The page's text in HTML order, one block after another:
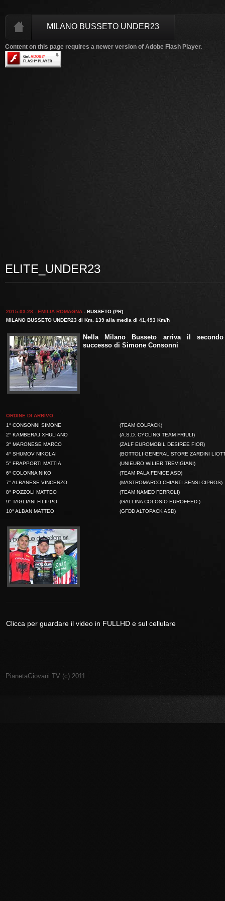
MILANO BUSSETO UNDER23
Content on this page requires a newer version of Adobe Flash Player.
ELITE_UNDER23
2015-03-28 - EMILIA ROMAGNA - BUSSETO (PR)
MILANO BUSSETO UNDER23 di Km. 139 alla media di 41,493 Km/h
Nella Milano Busseto arriva il secondo
successo di Simone Consonni
ORDINE DI ARRIVO:
1° CONSONNI SIMONE
(TEAM COLPACK)
2° KAMBERAJ XHULIANO
(A.S.D. CYCLING TEAM FRIULI)
3° MARONESE MARCO
(ZALF EUROMOBIL DESIREE FIOR)
4° SHUMOV NIKOLAI
(BOTTOLI GENERAL STORE ZARDINI
5° FRAPPORTI MATTIA
(UNIEURO WILIER TREVIGIANI)
6° COLONNA NIKO
(TEAM PALA FENICE ASD)
7° ALBANESE VINCENZO
(MASTROMARCO CHIANTI SENSI CIPROS)
8° POZZOLI MATTEO
(TEAM NAMED FERROLI)
9° TAGLIANI FILIPPO
(GALLINA COLOSIO EUROFEED )
10° ALBAN MATTEO
(GFDD ALTOPACK ASD)
Clicca per guardare il video in FULLHD e sul cellulare
PianetaGiovani.TV (c) 2011